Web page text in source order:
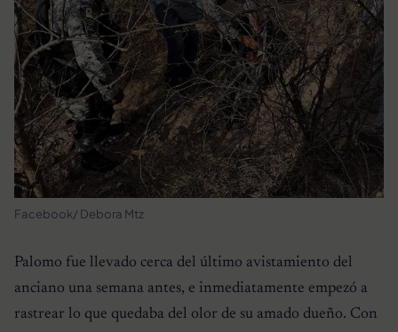
Facebook/ Debora Mtz
Palomo fue llevado cerca del último avistamiento del
anciano una semana antes, e inmediatamente empezó a
rastrear lo que quedaba del olor de su amado dueño. Con